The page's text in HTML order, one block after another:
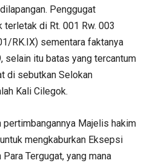
Penggugat
di Rt. 001 Rw. 003
RK.IX) sementara faktanya
selain itu batas yang tercantum
di sebutkan Selokan
Kali Cilegok.
pertimbangannya Majelis hakim
mengkaburkan Eksepsi
Tergugat, yang mana